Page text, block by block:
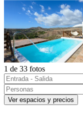
1 de 33 fotos
Ver espacios y precios